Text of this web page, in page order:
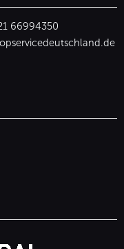
66994350